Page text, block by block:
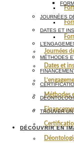
Journées
Dates et
Méthodes
JOURNÉES
DATES ET
MÉTHODES
TROUVER
DÉCOUVRIR EN